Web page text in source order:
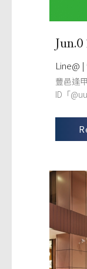
Line@
豐邑逢
ID「